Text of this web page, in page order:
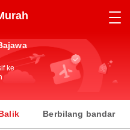
ke
Berbilang bandar